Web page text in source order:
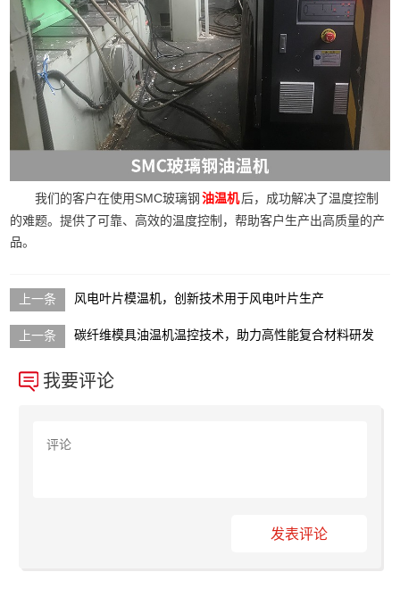
我们的客户在使用SMC玻璃钢 油温机后，成功解决了温度控制
的难题。提供了可靠、高效的温度控制，帮助客户生产出高质量的产
品。
风电叶片模温机，创新技术用于风电叶片生产
碳纤维模具油温机温控技术，助力高性能复合材料研发
我要评论
发表评论